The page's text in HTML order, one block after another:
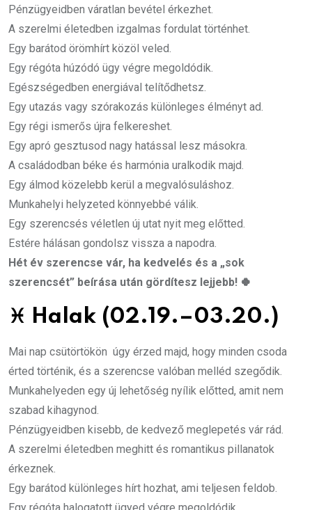
Pénzügyeidben váratlan bevétel érkezhet.
A szerelmi életedben izgalmas fordulat történhet.
Egy barátod örömhírt közöl veled.
Egy régóta húzódó ügy végre megoldódik.
Egészségedben energiával telítődhetsz.
Egy utazás vagy szórakozás különleges élményt ad.
Egy régi ismerős újra felkereshet.
Egy apró gesztusod nagy hatással lesz másokra.
A családodban béke és harmónia uralkodik majd.
Egy álmod közelebb kerül a megvalósuláshoz.
Munkahelyi helyzeted könnyebbé válik.
Egy szerencsés véletlen új utat nyit meg előtted.
Estére hálásan gondolsz vissza a napodra.
Hét év szerencse vár, ha kedvelés és a „sok
szerencsét” beírása után gördítesz lejjebb! 🍀
♓ Halak (02.19.–03.20.)
Mai nap csütörtökön úgy érzed majd, hogy minden csoda
érted történik, és a szerencse valóban melléd szegődik.
Munkahelyeden egy új lehetőség nyílik előtted, amit nem
szabad kihagynod.
Pénzügyeidben kisebb, de kedvező meglepetés vár rád.
A szerelmi életedben meghitt és romantikus pillanatok
érkeznek.
Egy barátod különleges hírt hozhat, ami teljesen feldob.